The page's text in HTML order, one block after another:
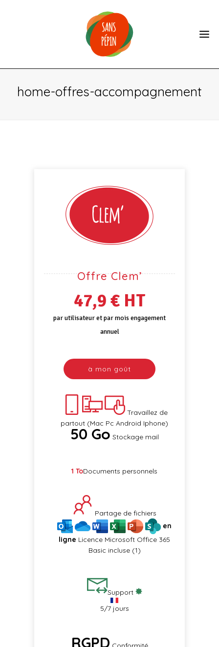
home-offres-accompagnement
Offre Clem’
47,9 € HT
par utilisateur et par mois engagement
annuel
à mon goût
Travaillez de
partout (Mac Pc Android Iphone)
50 Go Stockage mail
1 To​Documents personnels
Partage de fichiers
en
ligne Licence Microsoft Office 365
Basic incluse (1)
Support
5/7 jours
RGPD